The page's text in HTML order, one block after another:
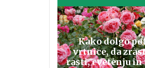
Kako dolgo
vrtnice, da
rasti, cvetenju